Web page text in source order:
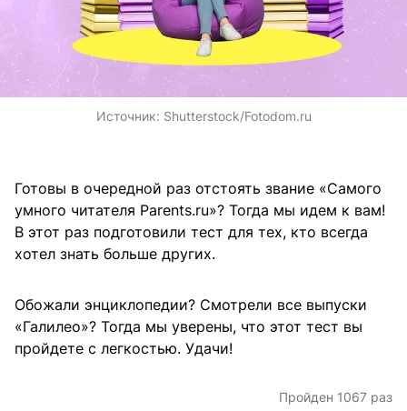
Источник: Shutterstock/Fotodom.ru
Готовы в очередной раз отстоять звание «Самого
умного читателя Parents.ru»? Тогда мы идем к вам!
В этот раз подготовили тест для тех, кто всегда
хотел знать больше других.
Обожали энциклопедии? Смотрели все выпуски
«Галилео»? Тогда мы уверены, что этот тест вы
пройдете с легкостью. Удачи!
Пройден 1067 раз